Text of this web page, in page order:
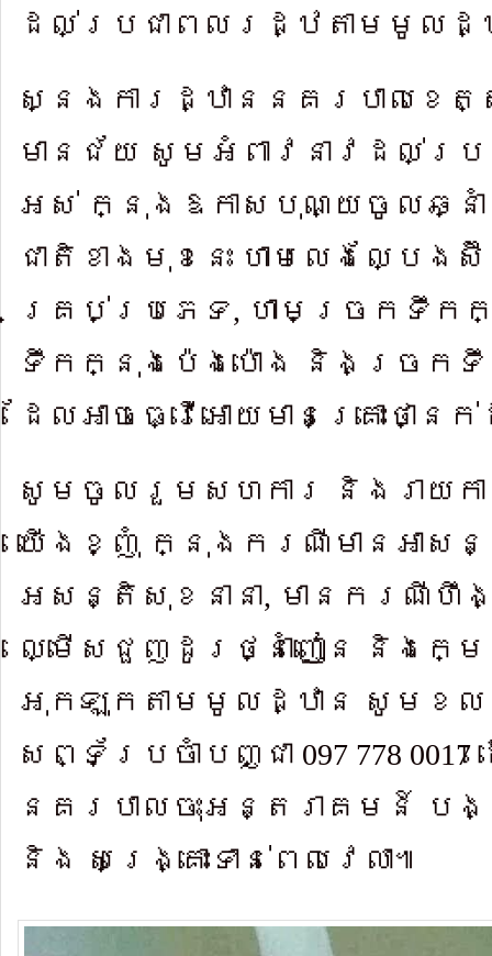
ដល់ប្រជា​ពលរដ្ឋតាមមូលដ្
ស្នង​ការដ្ឋាននគរ​បាលខេ
មានជ័យ សូម​អំពាវនា​វដល់ប្
អស់ ក្នុងឱកា​សបុណ្យ​ចូលឆ្ន
ជាតិខា​ងមុខនេះ ហាមលេ​ងល្បែ
គ្រប់ប្រភេទ, ហាម​ច្រក​ទឹក
ទឹក​ក្នុងប៉េ​ង​ប៉ោង និ​ងច្រ​ក
ដែល​អាចធ្វើ​អោយមា​នគ្រោះថ
សូមចូលរួម​សហ​ការ និងរា​យក
យើង​ខ្ញុំ ក្នុងក​រណី​មាន​អាសន្
អសន្តិសុខ​នានា, មាន​ករណីហឹង្
ល្មើសជួញដូរថ្នាំញៀន និងក្ម
អុកឡុកតាមមូលដ្ឋាន សូមខល
សព្ទ័ប្រចាំបញ្ជា ​ 097 778 0017
នគរបាលចុះអន្តរាគមន៍ បង្
និង សង្គ្រោះទាន់ពេលវេលា៕